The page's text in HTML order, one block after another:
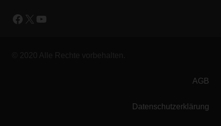
Facebook
X YouTube
AGB
Datenschutzerklärung